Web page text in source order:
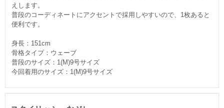
えします。
普段のコーディネートにアクセントで採用しやすいので、1枚あると
便利です。
身長：151cm
骨格タイプ：ウェーブ
普段のサイズ：1(M)9号サイズ
今回着用のサイズ：1(M)9号サイズ